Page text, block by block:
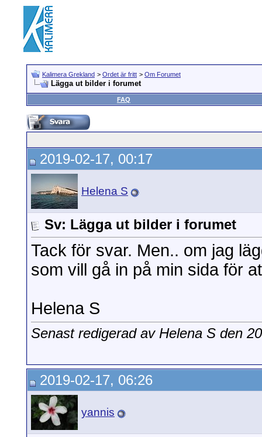
Kalimera Grekland > Ordet är fritt > Om Forumet
Lägga ut bilder i forumet
FAQ
2019-02-17, 00:17
Helena S
Sv: Lägga ut bilder i forumet
Tack för svar. Men.. om jag
som vill gå in på min sida för
Helena S
Senast redigerad av Helena S den
2019-02-17, 06:26
yannis